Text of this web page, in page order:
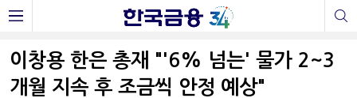
이창용 한은 총재 "'6% 넘는' 물가 2~3
개월 지속 후 조금씩 안정 예상"